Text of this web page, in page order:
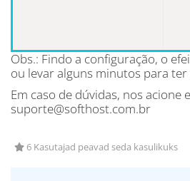
Obs.: Findo a configuração, o
ou levar alguns minutos para ter
Em caso de dúvidas, nos acione
suporte@softhost.com.br
6 Kasutajad peavad seda kasulikuks